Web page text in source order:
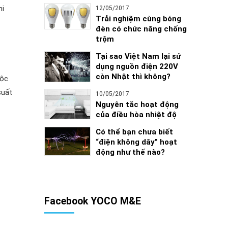
12/05/2017
Trải nghiệm cùng bóng
đèn có chức năng chống
trộm
Tại sao Việt Nam lại sử
dụng nguồn điện 220V
còn Nhật thì không?
10/05/2017
Nguyên tắc hoạt động
của điều hòa nhiệt độ
Có thể bạn chưa biết
“điện không dây” hoạt
động như thế nào?
Facebook YOCO M&E